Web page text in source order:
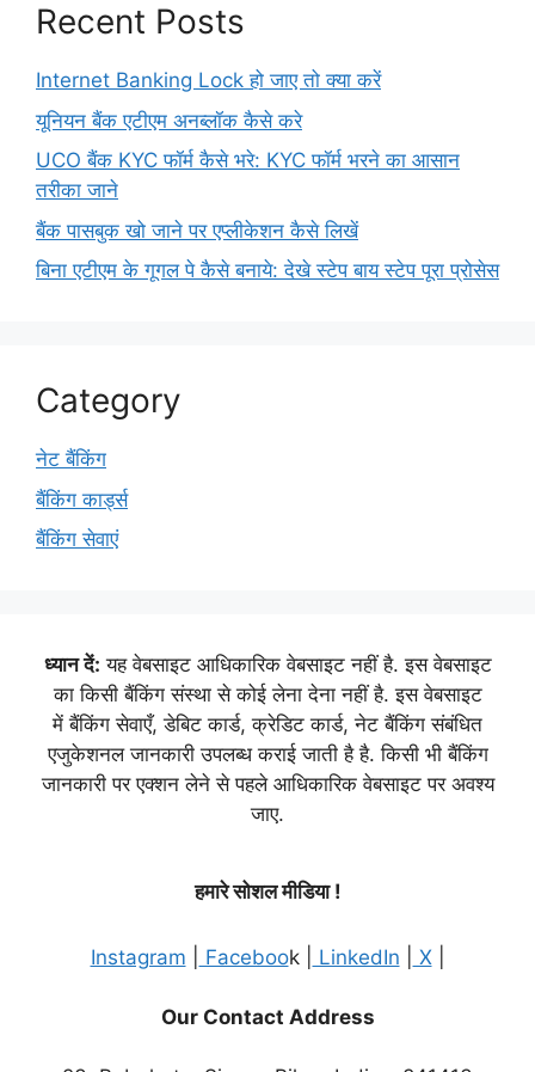
Recent Posts
Internet Banking Lock हो जाए तो क्या करें
यूनियन बैंक एटीएम अनब्लॉक कैसे करे
UCO बैंक KYC फॉर्म कैसे भरे: KYC फॉर्म भरने का आसान
तरीका जाने
बैंक पासबुक खो जाने पर एप्लीकेशन कैसे लिखें
बिना एटीएम के गूगल पे कैसे बनाये: देखे स्टेप बाय स्टेप पूरा प्रोसेस
Category
नेट बैंकिंग
बैंकिंग कार्ड्स
बैंकिंग सेवाएं
ध्यान दें: यह वेबसाइट आधिकारिक वेबसाइट नहीं है. इस वेबसाइट
का किसी बैंकिंग संस्था से कोई लेना देना नहीं है. इस वेबसाइट
में बैंकिंग सेवाएँ, डेबिट कार्ड, क्रेडिट कार्ड, नेट बैंकिंग संबंधित
एजुकेशनल जानकारी उपलब्ध कराई जाती है है. किसी भी बैंकिंग
जानकारी पर एक्शन लेने से पहले आधिकारिक वेबसाइट पर अवश्य
जाए.
हमारे सोशल मीडिया !
Instagram Facebook | LinkedIn X|
Our Contact Address